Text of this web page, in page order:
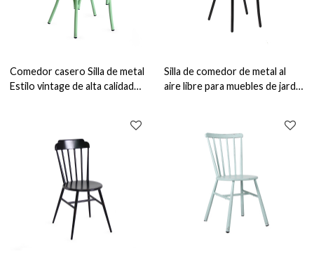
Comedor casero Silla de metal
Estilo vintage de alta calidad
Silla de comedor de metal al
aire libre para muebles de jardín